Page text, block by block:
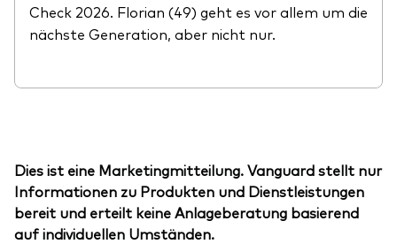
Check 2026. Florian (49) geht es vor allem um die
nächste Generation, aber nicht nur.
Dies ist eine Marketingmitteilung. Vanguard stellt nur
Informationen zu Produkten und Dienstleistungen
bereit und erteilt keine Anlageberatung basierend
auf individuellen Umständen.